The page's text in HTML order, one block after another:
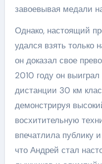
завоевывая медали
Однако, настоящий
удался взять только
он доказал свое
2010 году он выиграл
дистанции 30 км
демонстрируя
восхитительную
впечатлила публику
что Андрей стал